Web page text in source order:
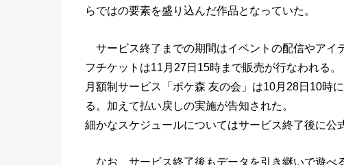
らではの要素を盛り込んだ作品となっていた。
サービス終了までの期間はイベントの配信やアイ
フチケットは11月27日15時まで販売が行なわれる。
月額制サービス「ポケ森 友の会」は10月28日10時
る。加えて払い戻しの実施が告知された。
細かなスケジュールについてはサービス終了後に公
なお、サービス終了後もデータを引き継いで遊べ